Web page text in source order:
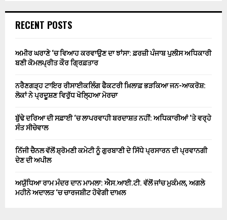
RECENT POSTS
ਅਮੀਰ ਘਰਾਣੇ ‘ਚ ਵਿਆਹ ਕਰਵਾਉਣ ਦਾ ਝਾਂਸਾ: ਫ਼ਰਜ਼ੀ ਪੰਜਾਬ ਪੁਲੀਸ ਅਧਿਕਾਰੀ
ਬਣੀ ਕੋਮਲਪ੍ਰੀਤ ਕੌਰ ਗ੍ਰਿਫ਼ਤਾਰ
ਨਰੈਣਗੜ੍ਹ ਟਾਇਰ ਰੀਸਾਈਕਲਿੰਗ ਫੈਕਟਰੀ ਖ਼ਿਲਾਫ਼ ਭੜਕਿਆ ਜਨ-ਆਕਰੋਸ਼:
ਲੋਕਾਂ ਨੇ ਪ੍ਰਦੂਸ਼ਣ ਵਿਰੁੱਧ ਖੋਲ੍ਹਿਆ ਮੋਰਚਾ
ਬੁੱਢੇ ਦਰਿਆ ਦੀ ਸਫ਼ਾਈ ‘ਚ ਲਾਪਰਵਾਹੀ ਬਰਦਾਸ਼ਤ ਨਹੀਂ: ਅਧਿਕਾਰੀਆਂ ‘ਤੇ ਵਰ੍ਹੇ
ਸੰਤ ਸੀਚੇਵਾਲ
ਨਿੱਜੀ ਚੈਨਲ ਵੱਲੋਂ ਸ਼੍ਰੋਮਣੀ ਕਮੇਟੀ ਨੂੰ ਗੁਰਬਾਣੀ ਦੇ ਸਿੱਧੇ ਪ੍ਰਸਾਰਨ ਦੀ ਪ੍ਰਵਾਨਗੀ
ਦੇਣ ਦੀ ਅਪੀਲ
ਅਯੁੱਧਿਆ ਰਾਮ ਮੰਦਰ ਦਾਨ ਮਾਮਲਾ: ਐਸ.ਆਈ.ਟੀ. ਵੱਲੋਂ ਜਾਂਚ ਮੁਕੰਮਲ, ਅਗਲੇ
ਮਹੀਨੇ ਅਦਾਲਤ ‘ਚ ਚਾਰਜਸ਼ੀਟ ਹੋਵੇਗੀ ਦਾਖ਼ਲ